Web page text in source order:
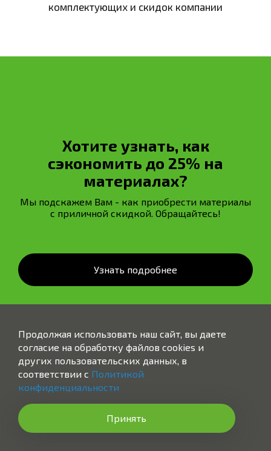
комплектующих и скидок компании
Хотите узнать, как
сэкономить до 25% на
материалах?
Мы подскажем Вам - как приобрести материалы
с приличной скидкой. Обращайтесь!
Узнать подробнее
Заказать звонок
Продолжая использовать наш сайт, вы даете
согласие на обработку файлов cookies и
других пользовательских данных, в
соответствии с Политикой
конфиденциальности
Принять